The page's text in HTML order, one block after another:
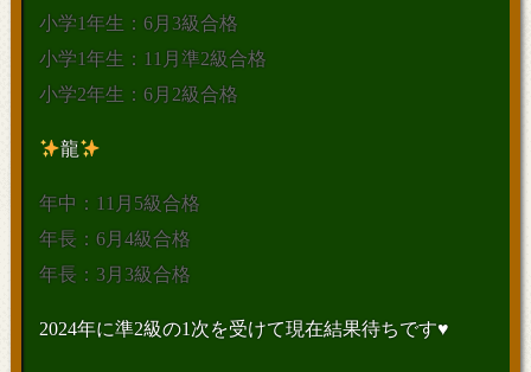
小学1年生：6月3級合格
小学1年生：11月準2級合格
小学2年生：6月2級合格
龍
年中：11月5級合格
年長：6月4級合格
年長：3月3級合格
2024年に準2級の1次を受けて現在結果待ちです♥